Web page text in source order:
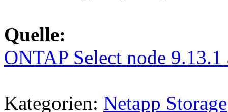
Quelle:
ONTAP Select node
Kategorien: Netapp Storage